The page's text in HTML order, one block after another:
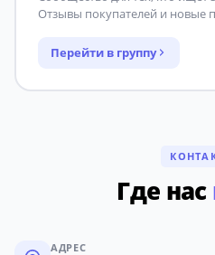
Отзывы покупателей и новые
Перейти в группу
Где нас
АДРЕС